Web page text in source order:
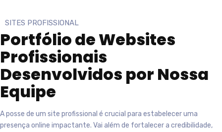
SITES PROFISSIONAL
Portfólio de Websites
Profissionais
Desenvolvidos por Nossa
Equipe
A posse de um site profissional é crucial para estabelecer uma
presença online impactante. Vai além de fortalecer a credibilidade,